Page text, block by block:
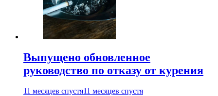
Выпущено обновленное
руководство по отказу от курения
11 месяцев спустя11 месяцев спустя